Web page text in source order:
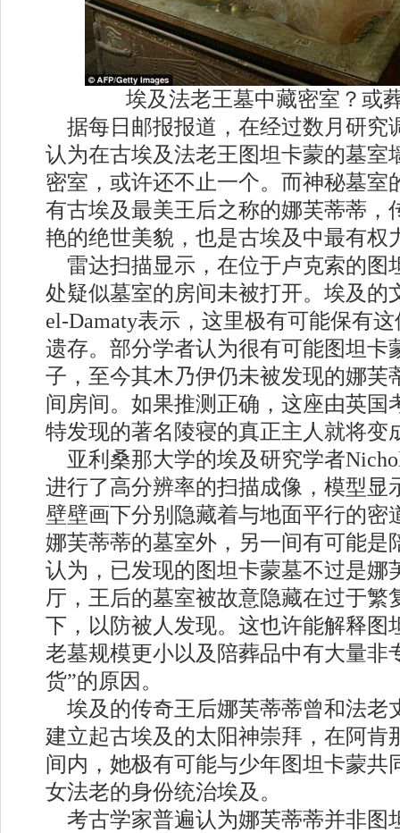
埃及法老王墓中藏密室？或
据每日邮报报道，在经过数月研究
认为在古埃及法老王图坦卡蒙的墓室
密室，或许还不止一个。而神秘墓室
有古埃及最美王后之称的娜芙蒂蒂，
艳的绝世美貌，也是古埃及中最有权
雷达扫描显示，在位于卢克索的图
处疑似墓室的房间未被打开。埃及的
el-Damaty表示，这里极有可能保有
遗存。部分学者认为很有可能图坦卡
子，至今其木乃伊仍未被发现的娜芙
间房间。如果推测正确，这座由英国
特发现的著名陵寝的真正主人就将变
亚利桑那大学的埃及研究学者
进行了高分辨率的扫描成像，模型显
壁壁画下分别隐藏着与地面平行的密
娜芙蒂蒂的墓室外，另一间有可能是
认为，已发现的图坦卡蒙墓不过是娜
厅，王后的墓室被故意隐藏在过于繁
下，以防被人发现。这也许能解释图
老墓规模更小以及陪葬品中有大量非
货”的原因。
埃及的传奇王后娜芙蒂蒂曾和法老
建立起古埃及的太阳神崇拜，在阿肯
间内，她极有可能与少年图坦卡蒙共
女法老的身份统治埃及。
考古学家普遍认为娜芙蒂蒂并非图